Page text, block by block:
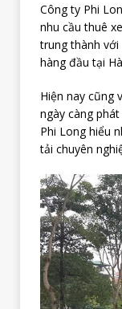
Công ty Phi
nhu cầu thuê
trung thành với
hàng đầu tại
Hiện nay cũng
ngày càng
Phi Long hiểu
tải chuyên